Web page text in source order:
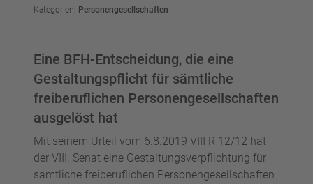
Kategorien: Personengesellschaften
Eine BFH-Entscheidung, die eine
Gestaltungspflicht für sämtliche
freiberuflichen Personengesellschaften
ausgelöst hat
Mit seinem Urteil vom 6.8.2019 VIII R 12/12 hat
der VIII. Senat eine Gestaltungsverpflichtung für
sämtliche freiberuflichen Personengesellschaften